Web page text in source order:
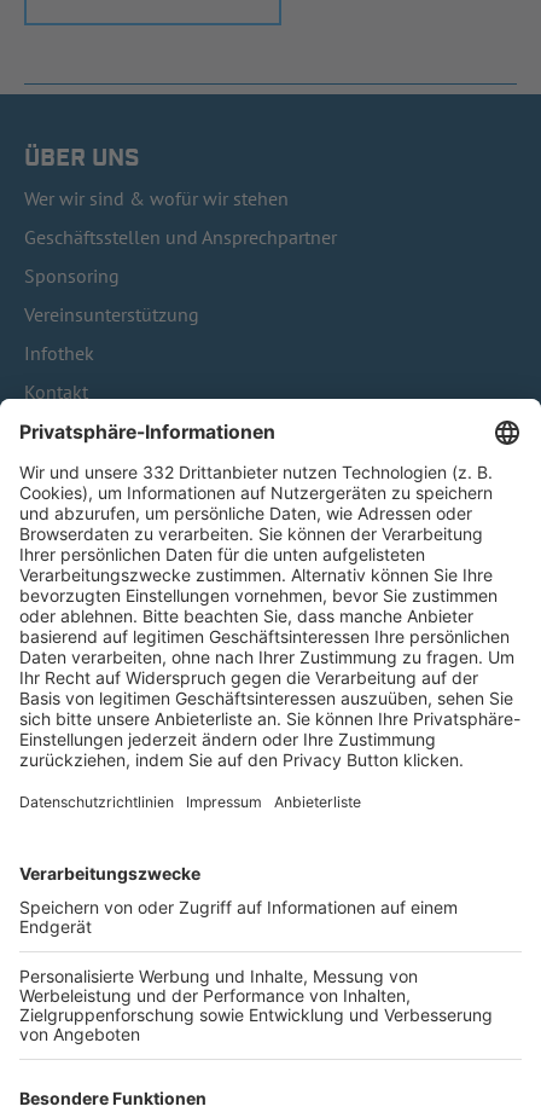
ÜBER UNS
Wer wir sind & wofür wir stehen
Geschäftsstellen und Ansprechpartner
Sponsoring
Vereinsunterstützung
Infothek
Kontakt
HÄUFIG BESUCHTE SEITEN
Pässe und Vereinswechsel
Trainerausbildung
Schulungsangebot Vereinsmitarbeiter
BFV-Geschäftsstellen
Trainerbörse
Login SpielPlus
FOLGE DEM BFV
TOP-VEREINE
TOP-PARTNER